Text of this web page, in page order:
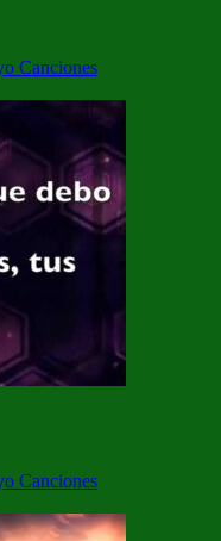
Canciones
Canciones